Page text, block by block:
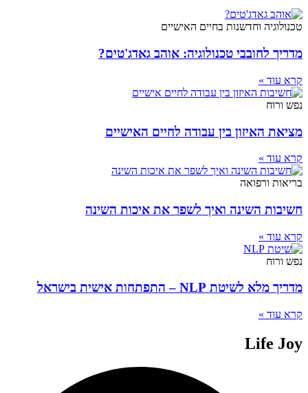
טכנולוגיה וחדשנות בחיים האישיים
מדריך לחובבי טכנולוגיה: אוהב גאדג'טים?
קרא עוד »
נפש ורוח
מציאת האיזון בין עבודה לחיים האישיים
קרא עוד »
בריאות ורפואה
חשיבות השינה ואיך לשפר את איכות השינה
קרא עוד »
נפש ורוח
מדריך מלא לשיטת NLP – התפתחות אישית בישראל
קרא עוד »
Life Joy